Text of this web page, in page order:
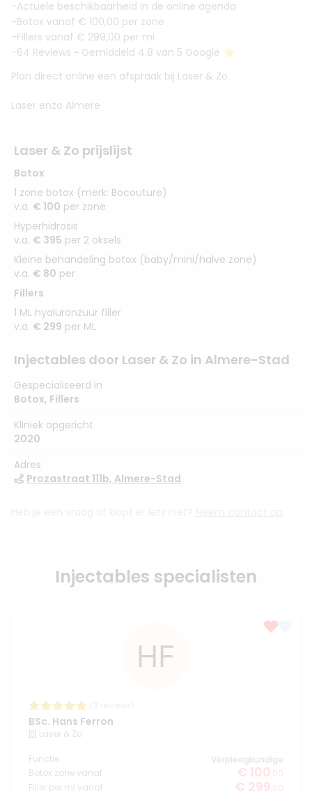
-Actuele beschikbaarheid in de online agenda
-Botox vanaf € 100,00 per zone
-Fillers vanaf € 299,00 per ml
-64 Reviews - Gemiddeld 4.8 van 5 Google ⭐️
Plan direct online een afspraak bij Laser & Zo.
Laser enzo Almere
Laser & Zo prijslijst
Botox
1 zone botox (merk: Bocouture)
v.a. € 100 per zone
Hyperhidrosis
v.a. € 395 per 2 oksels
Kleine behandeling botox (baby/mini/halve zone)
v.a. € 80 per
Fillers
1 ML hyaluronzuur filler
v.a. € 299 per ML
Injectables door Laser & Zo in Almere-Stad
Gespecialiseerd in
Botox, Fillers
Kliniek opgericht
2020
Adres
Prozastraat 111b, Almere-Stad
Injectables specialisten
BSc. Hans Ferron
Laser & Zo
Functie
Verpleegkundige
Botox zone vanaf
€ 100 ,00
Filler per ml vanaf
€ 299 ,00